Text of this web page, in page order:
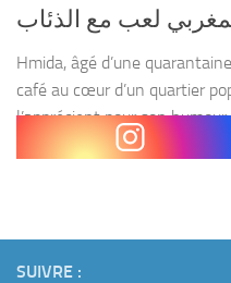
لعب مع الذئاب
Hmida, âgé d’une
café au cœur d’un quartier
l’apprécient pour son
inspire confiance et respect.
SUIVRE :